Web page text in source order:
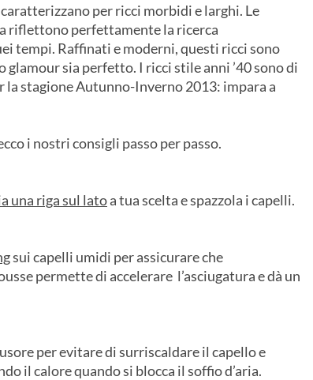
per ricci morbidi e larghi. Le
riflettono perfettamente la ricerca
tempi. Raffinati e moderni, questi ricci sono
glamour sia perfetto. I ricci stile anni ’40 sono di
la stagione Autunno-Inverno 2013: impara a
i nostri consigli passo per passo.
una riga sul latoa tua scelta e spazzola i capelli.
sui capelli umidi per assicurare che
permette di accelerare l’asciugatura e dà un
per evitare di surriscaldare il capello e
il calore quando si blocca il soffio d’aria.